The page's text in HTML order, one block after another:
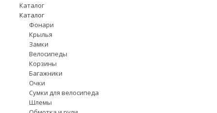
Каталог
Каталог
Фонари
Крылья
Замки
Велосипеды
Корзины
Багажники
Очки
Сумки для велосипеда
Шлемы